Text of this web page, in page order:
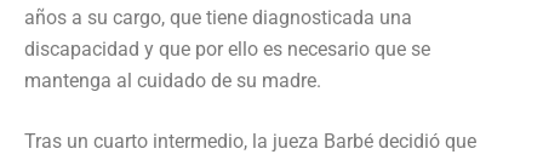
años a su cargo, que tiene diagnosticada una
discapacidad y que por ello es necesario que se
mantenga al cuidado de su madre.
Tras un cuarto intermedio, la jueza Barbé decidió que